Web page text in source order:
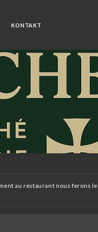
KONTAKT